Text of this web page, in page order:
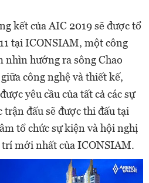
kết của AIC 2019 sẽ được tổ
tại ICONSIAM, một công
hướng ra sông Chao
công nghệ và thiết kế,
yêu cầu của tất cả các sự
trận đấu sẽ được thi đấu tại
tổ chức sự kiện và hội nghị
mới nhất của ICONSIAM.